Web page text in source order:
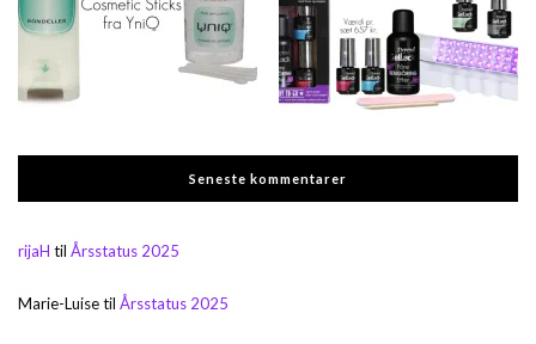
Seneste kommentarer
rijaH til Årsstatus 2025
Marie-Luisetil Årsstatus 2025